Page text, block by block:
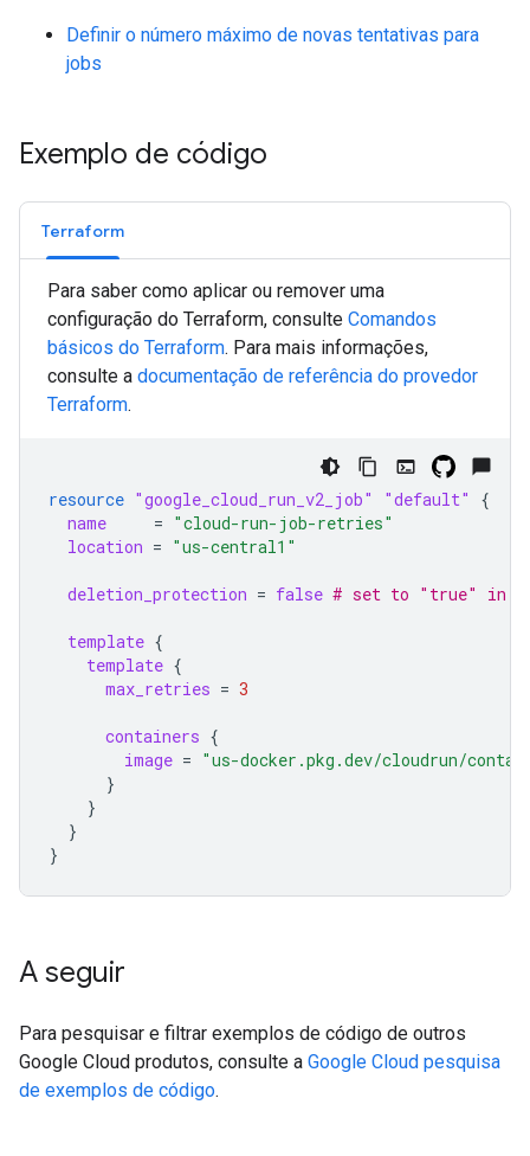
Definir o número máximo de novas tentativas para
jobs
Exemplo de código
Terraform
Para saber como aplicar ou remover uma
configuração do Terraform, consulte Comandos
básicos do Terraform. Para mais informações,
consulte a documentação de referência do provedor
Terraform.
resource "google_cloud_run_v2_job" "default"
{
name
= "cloud-run-job-retries"
location = "us-central1"
deletion_protection = false # set to "true" in
template {
template {
max_retries = 3
containers {
image = "us-docker.pkg.dev/cloudrun/
}
}
}
}
A seguir
Para pesquisar e filtrar exemplos de código de outros
Google Cloud produtos, consulte a Google Cloud pesquisa
de exemplos de código.